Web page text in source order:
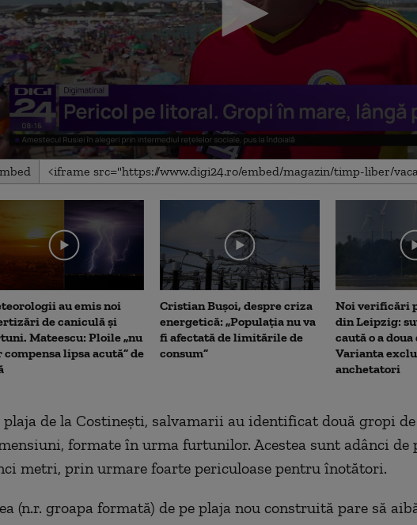
Volume
au emis noi
de caniculă și
Mateescu: Ploile „nu
compensa lipsa acută” de
Cristian Bușoi, despre criza
energetică: „Populația nu va
fi afectată de limitările de
consum”
Noi verificări
din Leipzig:
caută o a
Varianta
anchetatori
plaja de la Costinești, salvamarii au identificat două gropi
formate în urma furtunilor. Acestea sunt adânci de
metri, prin urmare foarte periculoase pentru înotători.
(n.r. groapa formată) de pe plaja nou construită pare să